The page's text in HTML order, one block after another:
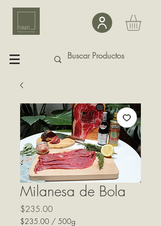
Milanesa de Bola
$235.00Precio
$235.00 / 500g